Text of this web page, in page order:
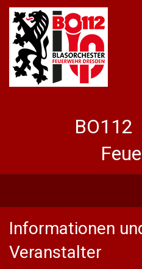
Informationen
Veranstalter